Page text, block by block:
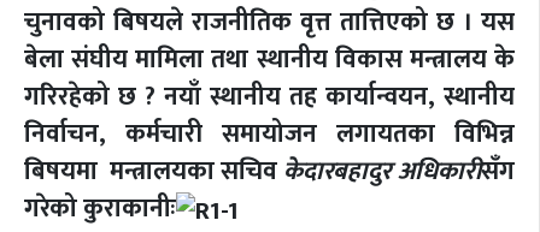
चुनावको बिषयले राजनीतिक वृत्त तात्तिएको छ । यस
बेला संघीय मामिला तथा स्थानीय विकास मन्त्रालय के
गरिरहेको छ ? नयाँ स्थानीय तह कार्यान्वयन, स्थानीय
निर्वाचन, कर्मचारी समायोजन लगायतका विभिन्न
बिषयमा मन्त्रालयका सचिव केदारबहादुर अधिकारीसँग
गरेको कुराकानीः